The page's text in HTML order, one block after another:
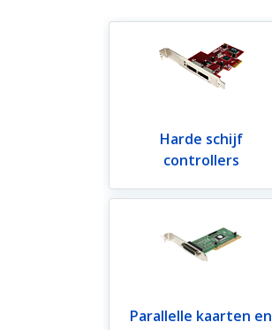
Harde schijf
controllers
Parallelle kaarten en